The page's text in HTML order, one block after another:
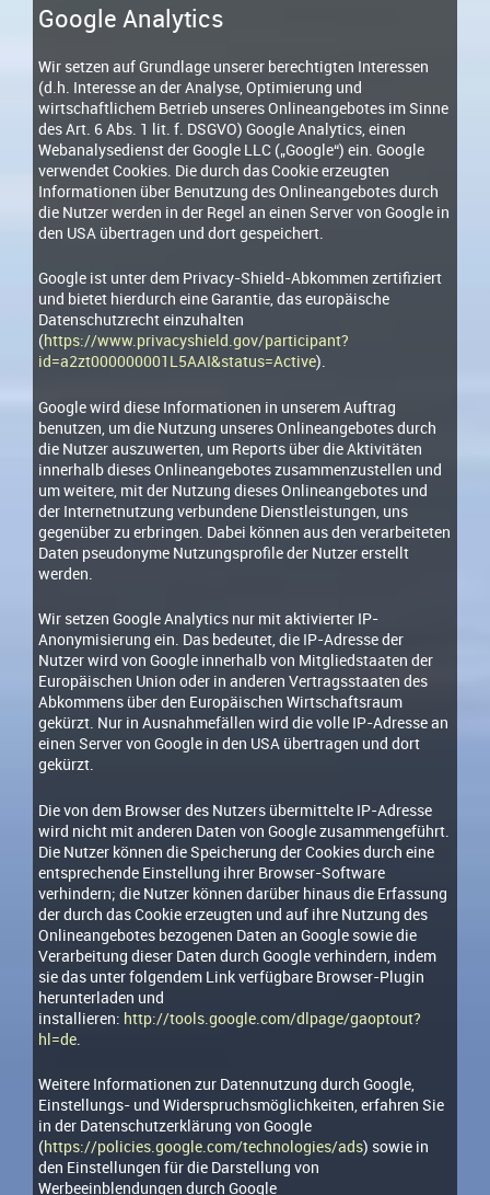
Google Analytics
Wir setzen auf Grundlage unserer berechtigten Interessen
(d.h. Interesse an der Analyse, Optimierung und
wirtschaftlichem Betrieb unseres Onlineangebotes im Sinne
des Art. 6 Abs. 1 lit. f. DSGVO) Google Analytics, einen
Webanalysedienst der Google LLC („Google“) ein. Google
verwendet Cookies. Die durch das Cookie erzeugten
Informationen über Benutzung des Onlineangebotes durch
die Nutzer werden in der Regel an einen Server von Google in
den USA übertragen und dort gespeichert.
Google ist unter dem Privacy-Shield-Abkommen zertifiziert
und bietet hierdurch eine Garantie, das europäische
Datenschutzrecht einzuhalten
(https://www.privacyshield.gov/participant?
id=a2zt000000001L5AAI&status=Active).
Google wird diese Informationen in unserem Auftrag
benutzen, um die Nutzung unseres Onlineangebotes durch
die Nutzer auszuwerten, um Reports über die Aktivitäten
innerhalb dieses Onlineangebotes zusammenzustellen und
um weitere, mit der Nutzung dieses Onlineangebotes und
der Internetnutzung verbundene Dienstleistungen, uns
gegenüber zu erbringen. Dabei können aus den verarbeiteten
Daten pseudonyme Nutzungsprofile der Nutzer erstellt
werden.
Wir setzen Google Analytics nur mit aktivierter IP-
Anonymisierung ein. Das bedeutet, die IP-Adresse der
Nutzer wird von Google innerhalb von Mitgliedstaaten der
Europäischen Union oder in anderen Vertragsstaaten des
Abkommens über den Europäischen Wirtschaftsraum
gekürzt. Nur in Ausnahmefällen wird die volle IP-Adresse an
einen Server von Google in den USA übertragen und dort
gekürzt.
Die von dem Browser des Nutzers übermittelte IP-Adresse
wird nicht mit anderen Daten von Google zusammengeführt.
Die Nutzer können die Speicherung der Cookies durch eine
entsprechende Einstellung ihrer Browser-Software
verhindern; die Nutzer können darüber hinaus die Erfassung
der durch das Cookie erzeugten und auf ihre Nutzung des
Onlineangebotes bezogenen Daten an Google sowie die
Verarbeitung dieser Daten durch Google verhindern, indem
sie das unter folgendem Link verfügbare Browser-Plugin
herunterladen und
installieren: http://tools.google.com/dlpage/gaoptout?
hl=de
Weitere Informationen zur Datennutzung durch Google,
Einstellungs- und Widerspruchsmöglichkeiten, erfahren Sie
in der Datenschutzerklärung von Google
(https://policies.google.com/technologies/ads) sowie in
den Einstellungen für die Darstellung von
Werbeeinblendungen durch Google